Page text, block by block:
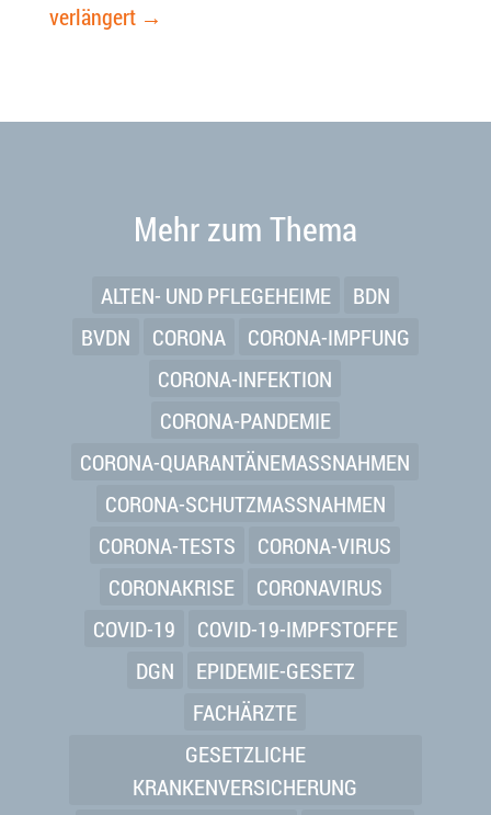
verlängert→
Mehr zum Thema
ALTEN- UND PFLEGEHEIME
BDN
BVDN
CORONA
CORONA-IMPFUNG
CORONA-INFEKTION
CORONA-PANDEMIE
CORONA-QUARANTÄNEMASSNAHMEN
CORONA-SCHUTZMASSNAHMEN
CORONA-TESTS
CORONA-VIRUS
CORONAKRISE
CORONAVIRUS
COVID-19
COVID-19-IMPFSTOFFE
DGN
EPIDEMIE-GESETZ
FACHÄRZTE
GESETZLICHE
KRANKENVERSICHERUNG